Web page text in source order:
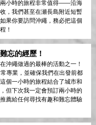
兩小時的旅程非常值得——沿海
，我們甚至在瀬長島附近短暫
果你要訪問沖繩，務必把這個
！
忘的經歷！
沖繩做過的最棒的活動之一！
專業，並確保我們在出發前都
個一小時的旅程結合了城市和
但下次我一定會預訂兩小時的
薦給任何尋找有趣和難忘體驗